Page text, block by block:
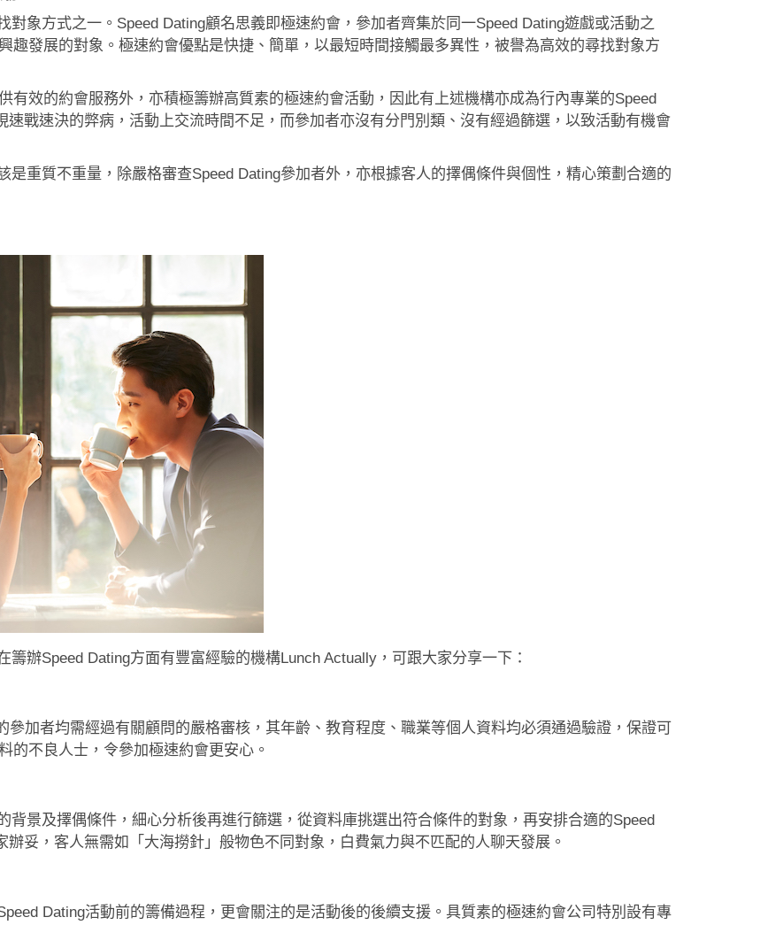
對象方式之一。Speed Dating顧名思義即極速約會，參加者齊集於同一Speed Dating遊戲或活動之
趣發展的對象。極速約會優點是快捷、簡單，以最短時間接觸最多異性，被譽為高效的尋找對象方
有效的約會服務外，亦積極籌辦高質素的極速約會活動，因此有上述機構亦成為行內專業的Speed
速戰速決的弊病，活動上交流時間不足，而參加者亦沒有分門別類、沒有經過篩選，以致活動有機會
是重質不重量，除嚴格審查Speed Dating參加者外，亦根據客人的擇偶條件與個性，精心策劃合適的
辦Speed Dating方面有豐富經驗的機構Lunch Actually，可跟大家分享一下：
參加者均需經過有關顧問的嚴格審核，其年齡、教育程度、職業等個人資料均必須通過驗證，保證可
的不良人士，令參加極速約會更安心。
背景及擇偶條件，細心分析後再進行篩選，從資料庫挑選出符合條件的對象，再安排合適的Speed
妥，客人無需如「大海撈針」般物色不同對象，白費氣力與不匹配的人聊天發展。
Dating活動前的籌備過程，更會關注的是活動後的後續支援。具質素的極速約會公司特別設有專